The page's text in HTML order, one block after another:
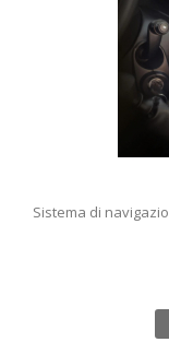
Sistema di